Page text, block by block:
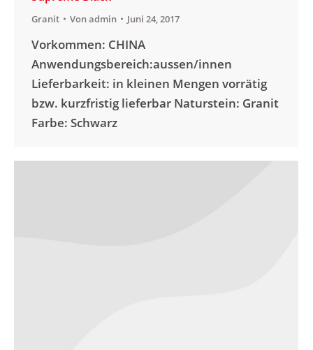
Granit Vonadmin Juni 24, 2017
Vorkommen: CHINA
Anwendungsbereich:aussen/innen
Lieferbarkeit: in kleinen Mengen vorrätig
bzw. kurzfristig lieferbar Naturstein: Granit
Farbe: Schwarz